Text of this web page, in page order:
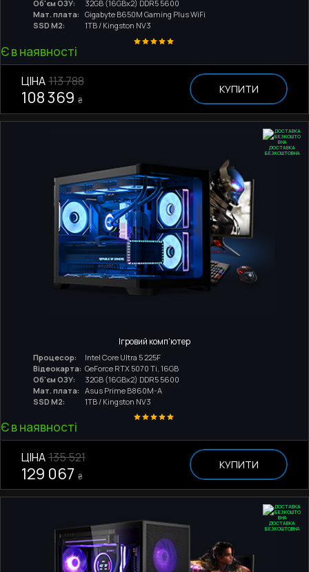
Об'єм ОЗУ:
32GB (16GBx2) DDR5 5600
Мат. плата:
Gigabyte B650M Gaming Plus WiFi
SSD M2:
1TB / Kingston NV3
Є в наявності
ЦІНА 113 788
108 369 ₴
КУПИТИ
ДОСТАВКА
БЕЗКОШТОВНА
Ігровий комп'ютер
Процесор:
Intel Core Ultra 5 225F
Відеокарта: GeForce RTX 5070 Ti, 16GB
Об'єм ОЗУ:
32GB (16GBx2) DDR5 5600
Мат. плата:
Asus Prime B860M-A
SSD M2:
1TB / Kingston NV3
Є в наявності
ЦІНА 135 521
129 067 ₴
КУПИТИ
ДОСТАВКА
БЕЗКОШТОВНА